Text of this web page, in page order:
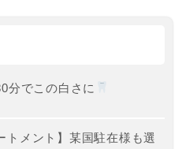
分でこの白さに
トメント】某国駐在様も選